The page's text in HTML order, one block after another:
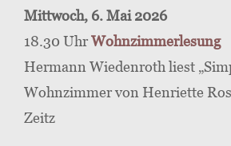
Mittwoch, 6. Mai 2026
18.30 UhrWohnzimmerlesung
Hermann Wiedenroth liest
Wohnzimmer von Henriette
Zeitz